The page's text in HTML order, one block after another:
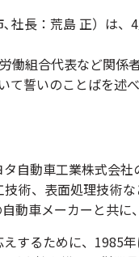
社長：荒島 正）は
働組合代表など関
誓いのことばを述べ
自動車工業株式会
術、表面処理技術
動車メーカーと共に
するために、1985